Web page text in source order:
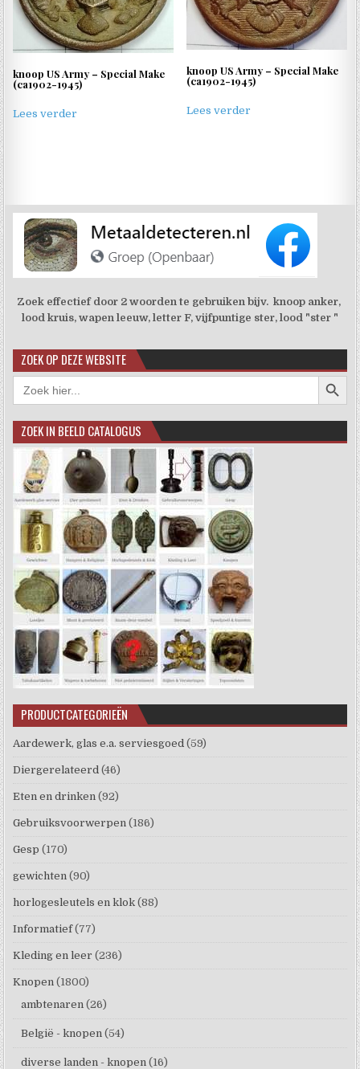
knoop US Army – Special Make
(ca1902-1945)
Lees verder
knoop US Army – Special Make
(ca1902-1945)
Lees verder
Zoek effectief door 2 woorden te gebruiken bijv. knoop anker,
lood kruis, wapen leeuw, letter F, vijfpuntige ster, lood "ster "
ZOEK OP DEZE WEBSITE
Zoek
naar:
ZOEK IN BEELD CATALOGUS
PRODUCTCATEGORIEËN
Aardewerk, glas e.a. serviesgoed (59)
Diergerelateerd (46)
Eten en drinken (92)
Gebruiksvoorwerpen (186)
Gesp (170)
gewichten (90)
horlogesleutels en klok (88)
Informatief (77)
Kleding en leer (236)
Knopen (1800)
ambtenaren (26)
België - knopen (54)
diverse landen - knopen (16)